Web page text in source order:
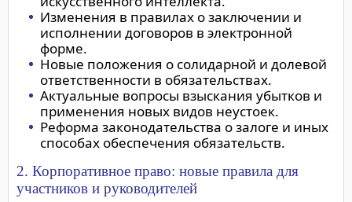
Изменения в правилах о заключении и
исполнении договоров в электронной
форме.
Новые положения о солидарной и долевой
ответственности в обязательствах.
Актуальные вопросы взыскания убытков и
применения новых видов неустоек.
Реформа законодательства о залоге и иных
способах обеспечения обязательств.
2. Корпоративное право: новые правила для
участников и руководителей